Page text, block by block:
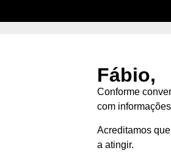
Fábio,
Conforme
com
Acreditamos
a atingir.